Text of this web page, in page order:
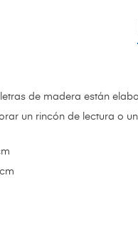
de madera están
un rincón de lectura o